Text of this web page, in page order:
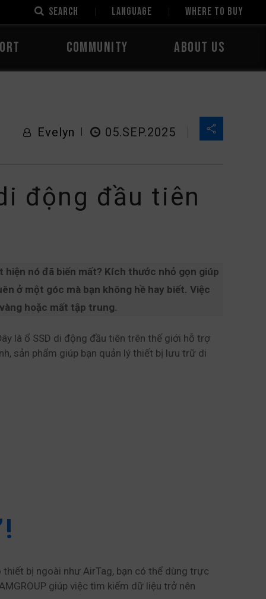
SEARCH LANGUAGE Where to Buy
COMMUNITY ABOUT US
Evelyn 05.SEP.2025
động đầu tiên
nó đã biến mất? Kích thước nhỏ gọn giúp
ở một góc mà bạn không hề hay biết. Việc
hoặc mất tập trung.
là ổ SSD di động đầu tiên trên thế giới hỗ trợ
sản phẩm giúp bạn quản lý thiết bị lưu trữ di
thiết bị ngoài như AirTag, bạn có thể dùng trực
giúp việc tìm kiếm dữ liệu trở nên